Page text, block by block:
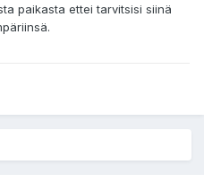
paikasta ettei tarvitsisi siinä